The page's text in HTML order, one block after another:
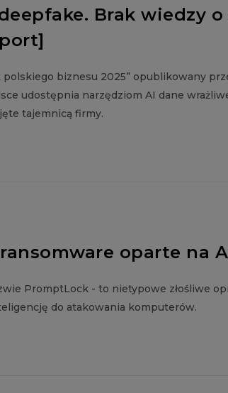
Brak wiedzy o
biznesu 2025” opublikowany
udostępnia narzędziom AI dane
tajemnicą firmy.
oparte na
PromptLock - to nietypowe złośliwe
do atakowania komputerów.